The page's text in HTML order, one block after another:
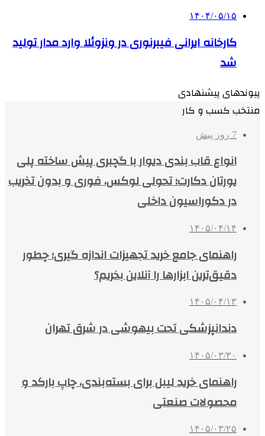
۱۴۰۴/۰۵/۱۵
کارخانه ایرانی فیبرنوری در ونزوئلا وارد مدار تولید
شد
پیوندهای پیشنهادی
منتخب کسب و کار
7 روز پیش
انواع قاب بندی دیوار با گچبری پیش ساخته پلی
یورتان دکارت؛ تحولی لوکس، فوری و بدون تخریب
در دکوراسیون داخلی
۱۴۰۵/۰۴/۱۴
راهنمای جامع خرید تجهیزات اندازه گیری؛ چطور
دقیق‌ترین ابزارها را آنلاین بخریم؟
۱۴۰۵/۰۴/۱۳
دندانپزشکی تحت بیهوشی در شرق تهران
۱۴۰۵/۰۳/۳۰
راهنمای خرید لیبل برای بسته‌بندی، چاپ بارکد و
محصولات صنعتی
۱۴۰۵/۰۳/۲۵